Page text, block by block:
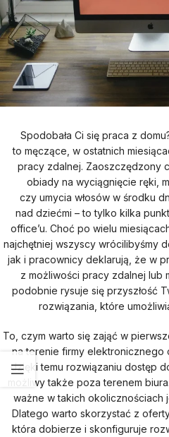
Spodobała Ci się praca z
to męczące, w ostatnich
pracy zdalnej. Zaoszczędzony
obiady na wyciągnięcie ręki,
czy umycia włosów w środku
nad dziećmi – to tylko kilka
office’u. Choć po wielu
najchętniej wszyscy wrócilibyśmy
jak i pracownicy deklarują, że w
z możliwości pracy zdalnej lub
podobnie rysuje się przyszłość
rozwiązania, które
To, czym warto się zająć w
na terenie firmy elektronicznego
dzięki temu rozwiązaniu dostęp
możliwy także poza terenem
ważne w takich okolicznościach
Dlatego warto skorzystać z
która dobierze i skonfiguruje